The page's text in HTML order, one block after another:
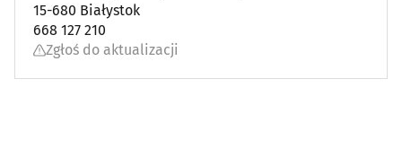
15-680 Białystok
668 127 210
Zgłoś do aktualizacji